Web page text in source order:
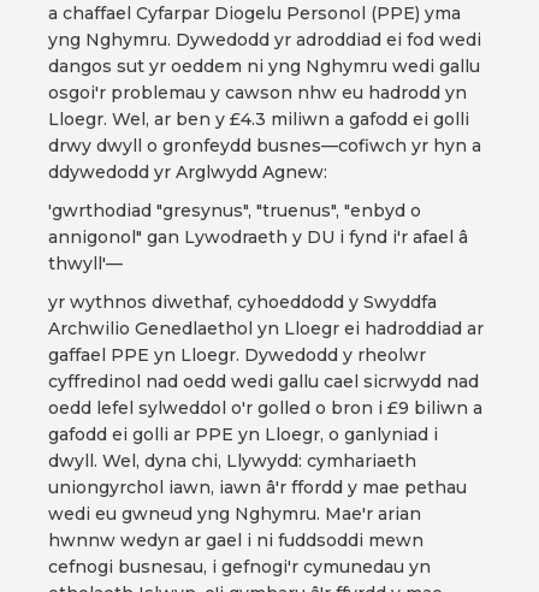
a chaffael Cyfarpar Diogelu Personol (PPE) yma
yng Nghymru. Dywedodd yr adroddiad ei fod wedi
dangos sut yr oeddem ni yng Nghymru wedi gallu
osgoi'r problemau y cawson nhw eu hadrodd yn
Lloegr. Wel, ar ben y £4.3 miliwn a gafodd ei golli
drwy dwyll o gronfeydd busnes—cofiwch yr hyn a
ddywedodd yr Arglwydd Agnew:
'gwrthodiad "gresynus", "truenus", "enbyd o
annigonol" gan Lywodraeth y DU i fynd i'r afael â
thwyll'—
yr wythnos diwethaf, cyhoeddodd y Swyddfa
Archwilio Genedlaethol yn Lloegr ei hadroddiad ar
gaffael PPE yn Lloegr. Dywedodd y rheolwr
cyffredinol nad oedd wedi gallu cael sicrwydd nad
oedd lefel sylweddol o'r golled o bron i £9 biliwn a
gafodd ei golli ar PPE yn Lloegr, o ganlyniad i
dwyll. Wel, dyna chi, Llywydd: cymhariaeth
uniongyrchol iawn, iawn â'r ffordd y mae pethau
wedi eu gwneud yng Nghymru. Mae'r arian
hwnnw wedyn ar gael i ni fuddsoddi mewn
cefnogi busnesau, i gefnogi'r cymunedau yn